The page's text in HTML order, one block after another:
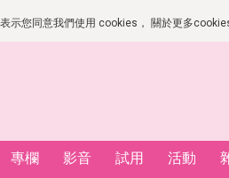
示您同意我們使用 cookies， 關於更多
專欄 影音 試用 活動